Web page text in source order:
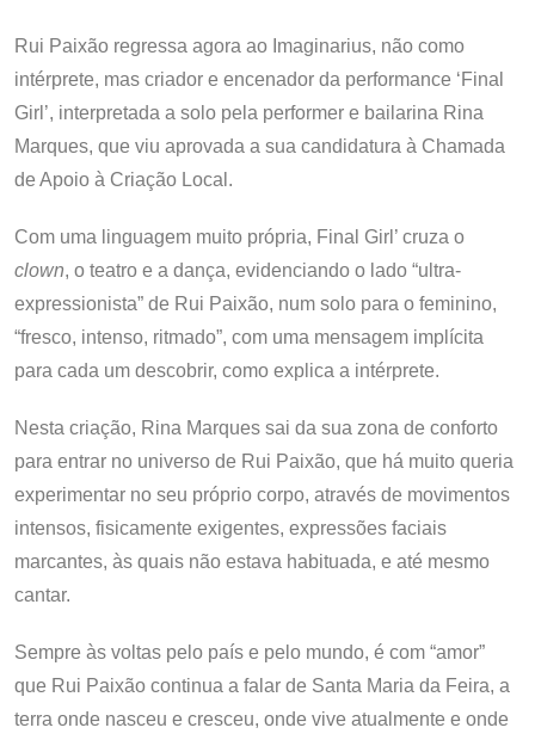
Rui Paixão regressa agora ao Imaginarius, não como
intérprete, mas criador e encenador da performance ‘Final
Girl’, interpretada a solo pela performer e bailarina Rina
Marques, que viu aprovada a sua candidatura à Chamada
de Apoio à Criação Local.
Com uma linguagem muito própria, Final Girl’ cruza o
clown, o teatro e a dança, evidenciando o lado “ultra-
expressionista” de Rui Paixão, num solo para o feminino,
“fresco, intenso, ritmado”, com uma mensagem implícita
para cada um descobrir, como explica a intérprete.
Nesta criação, Rina Marques sai da sua zona de conforto
para entrar no universo de Rui Paixão, que há muito queria
experimentar no seu próprio corpo, através de movimentos
intensos, fisicamente exigentes, expressões faciais
marcantes, às quais não estava habituada, e até mesmo
cantar.
Sempre às voltas pelo país e pelo mundo, é com “amor”
que Rui Paixão continua a falar de Santa Maria da Feira, a
terra onde nasceu e cresceu, onde vive atualmente e onde